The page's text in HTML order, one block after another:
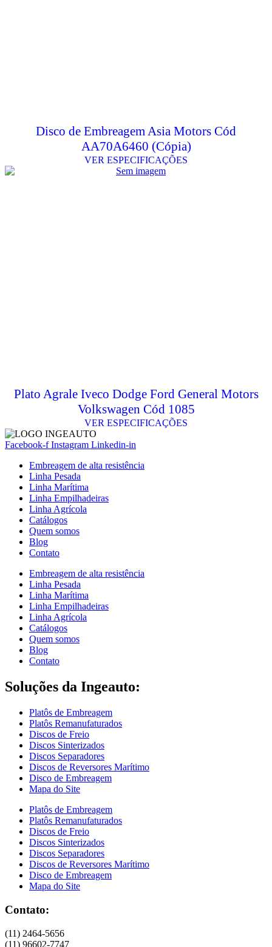
Disco de Embreagem Asia Motors Cód
AA70A6460 (Cópia)
VER ESPECIFICAÇÕES
Plato Agrale Iveco Dodge Ford General Motors
Volkswagen Cód 1085
VER ESPECIFICAÇÕES
Facebook-f Instagram Linkedin-in
Embreagem de alta resistência
Linha Pesada
Linha Marítima
Linha Empilhadeiras
Linha Agrícola
Catálogos
Quem somos
Blog
Contato
Embreagem de alta resistência
Linha Pesada
Linha Marítima
Linha Empilhadeiras
Linha Agrícola
Catálogos
Quem somos
Blog
Contato
Soluções da Ingeauto:
Platôs de Embreagem
Platôs Remanufaturados
Discos de Freio
Discos Sinterizados
Discos Separadores
Discos de Reversores Marítimo
Disco de Embreagem
Mapa do Site
Platôs de Embreagem
Platôs Remanufaturados
Discos de Freio
Discos Sinterizados
Discos Separadores
Discos de Reversores Marítimo
Disco de Embreagem
Mapa do Site
Contato:
(11) 2464-5656
(11) 96602-7747